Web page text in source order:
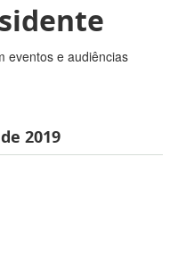
eventos e audiências
2019